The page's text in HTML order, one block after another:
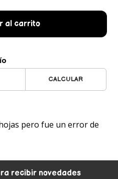
al carrito
CALCULAR
pero fue un error de
recibir novedades